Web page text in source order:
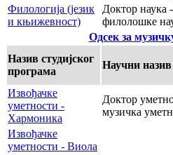
Филологија (језик
и књижевност)
Доктор наука -
филолошке
Одсек за
Назив студијског
програма
Научни назив
Извођачке
уметности -
Хармоника
Доктор
музичка
Извођачке
уметности - Виола